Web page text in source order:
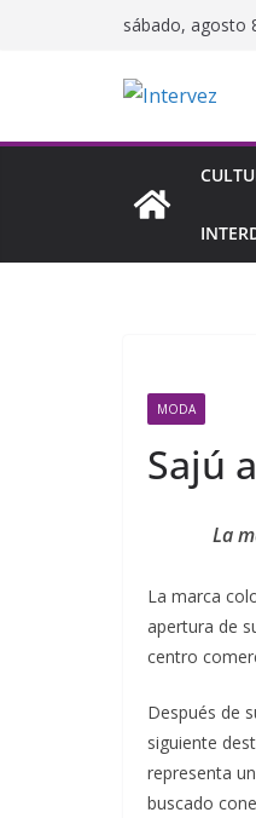
sábado, agosto
MODA
Sajú
La
La marca
apertura de
centro
Después de
siguiente
representa
buscado